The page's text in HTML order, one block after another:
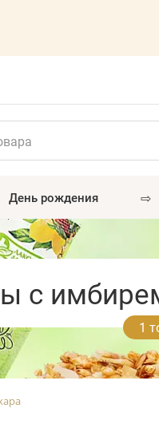
день рождения ⇨
с
1